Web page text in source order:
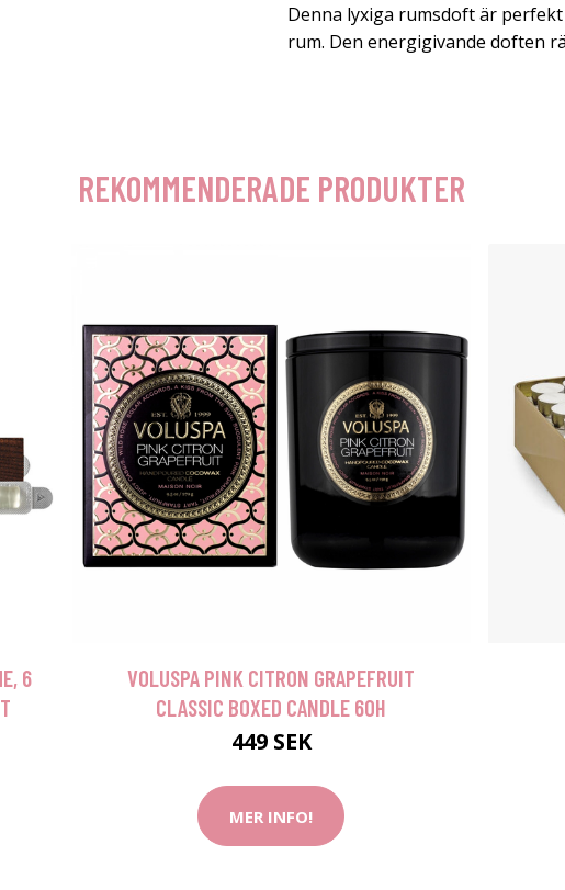
Denna lyxiga rumsdoft är
rum. Den energigivande doften
REKOMMENDERADE PRODUKTER
6
VOLUSPA PINK CITRON GRAPEFRUIT
CLASSIC BOXED CANDLE 60H
449 SEK
MER INFO!